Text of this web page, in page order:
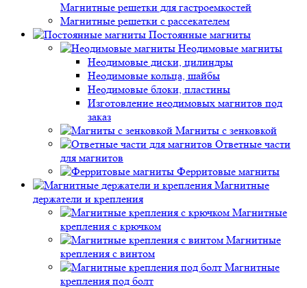
Магнитные решетки для гастроемкостей
Магнитные решетки с рассекателем
Постоянные магниты
Неодимовые магниты
Неодимовые диски, цилиндры
Неодимовые кольца, шайбы
Неодимовые блоки, пластины
Изготовление неодимовых магнитов под
заказ
Магниты с зенковкой
Ответные части
для магнитов
Ферритовые магниты
Магнитные
держатели и крепления
Магнитные
крепления с крючком
Магнитные
крепления с винтом
Магнитные
крепления под болт